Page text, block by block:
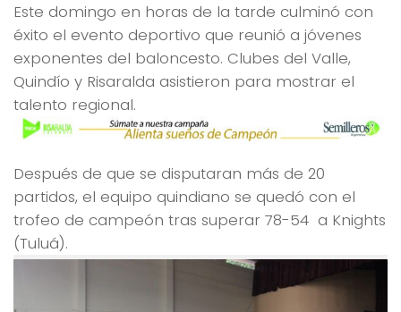
Este domingo en horas de la tarde culminó con
éxito el evento deportivo que reunió a jóvenes
exponentes del baloncesto. Clubes del Valle,
Quindío y Risaralda asistieron para mostrar el
talento regional.
Después de que se disputaran más de 20
partidos, el equipo quindiano se quedó con el
trofeo de campeón tras superar 78-54 a Knights
(Tuluá).